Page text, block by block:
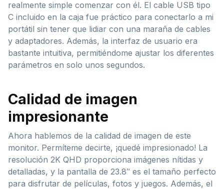
realmente simple comenzar con él. El cable USB tipo
C incluido en la caja fue práctico para conectarlo a mi
portátil sin tener que lidiar con una maraña de cables
y adaptadores. Además, la interfaz de usuario era
bastante intuitiva, permitiéndome ajustar los diferentes
parámetros en solo unos segundos.
Calidad de imagen
impresionante
Ahora hablemos de la calidad de imagen de este
monitor. Permíteme decirte, ¡quedé impresionado! La
resolución 2K QHD proporciona imágenes nítidas y
detalladas, y la pantalla de 23.8″ es el tamaño perfecto
para disfrutar de películas, fotos y juegos. Además, el